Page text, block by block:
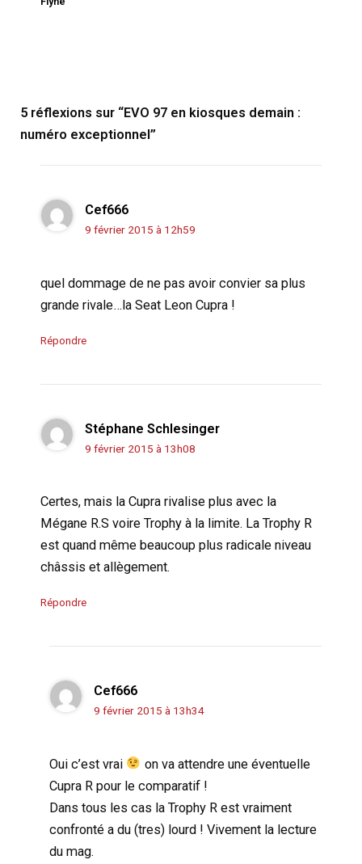
5 réflexions sur “EVO 97 en kiosques demain :
numéro exceptionnel”
Cef666
9 février 2015 à 12h59
quel dommage de ne pas avoir convier sa plus
grande rivale…la Seat Leon Cupra !
Répondre
Stéphane Schlesinger
9 février 2015 à 13h08
Certes, mais la Cupra rivalise plus avec la
Mégane R.S voire Trophy à la limite. La Trophy R
est quand même beaucoup plus radicale niveau
châssis et allègement.
Répondre
Cef666
9 février 2015 à 13h34
Oui c’est vrai
on va attendre une éventuelle
Cupra R pour le comparatif !
Dans tous les cas la Trophy R est vraiment
confronté a du (tres) lourd ! Vivement la lecture
du mag.